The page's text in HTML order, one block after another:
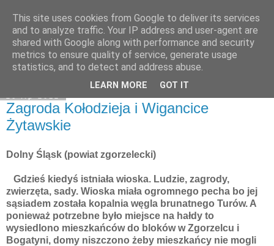
Moje miejsce
Zagroda Kołodzieja i Wigancice
Żytawskie
Dolny Śląsk (powiat zgorzelecki)
Gdzieś kiedyś istniała wioska. Ludzie, zagrody,
zwierzęta, sady. Wioska miała ogromnego pecha bo jej
sąsiadem została kopalnia węgla brunatnego Turów. A
ponieważ potrzebne było miejsce na hałdy to
wysiedlono mieszkańców do bloków w Zgorzelcu i
Bogatyni, domy niszczono żeby mieszkańcy nie mogli
This site uses cookies from Google to deliver its services
and to analyze traffic. Your IP address and user-agent are
shared with Google along with performance and security
metrics to ensure quality of service, generate usage
statistics, and to detect and address abuse.
LEARN MORE GOT IT